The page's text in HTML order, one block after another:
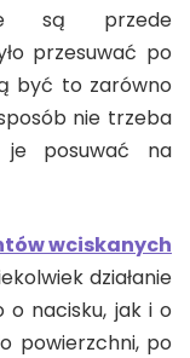
są przede
przesuwać po
być to zarówno
nie trzeba
je posuwać na
wciskanych
działanie
o nacisku, jak i o
powierzchni, po